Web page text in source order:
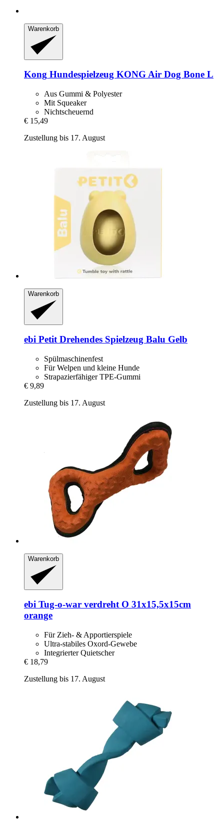
Warenkorb
Kong Hundespielzeug KONG Air Dog Bone L
Aus Gummi & Polyester
Mit Squeaker
Nichtscheuernd
€ 15,49
Zustellung bis 17. August
Warenkorb
ebi Petit Drehendes Spielzeug Balu Gelb
Spülmaschinenfest
Für Welpen und kleine Hunde
Strapazierfähiger TPE-Gummi
€ 9,89
Zustellung bis 17. August
Warenkorb
ebi Tug-​o-​war verdreht O 31x15,5x15cm
orange
Für Zieh- & Apportierspiele
Ultra-stabiles Oxord-Gewebe
Integrierter Quietscher
€ 18,79
Zustellung bis 17. August